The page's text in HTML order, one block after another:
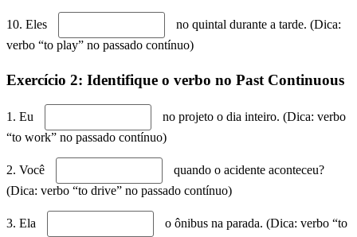
10. Eles
no quintal durante a tarde. (Dica:
verbo “to play” no passado contínuo)
Exercício 2: Identifique o verbo no Past Continuous
1. Eu
no projeto o dia inteiro. (Dica: verbo
“to work” no passado contínuo)
2. Você
quando o acidente aconteceu?
(Dica: verbo “to drive” no passado contínuo)
3. Ela
o ônibus na parada. (Dica: verbo “to